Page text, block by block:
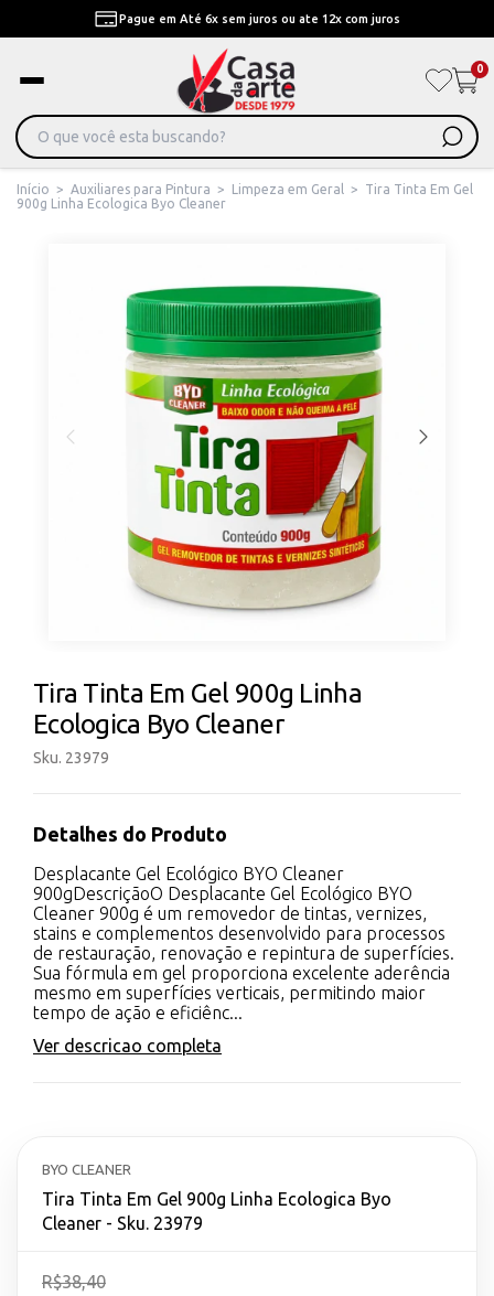
Pague em Até 6x sem juros ou ate 12x com juros
0
Início > Auxiliares para Pintura > Limpeza em Geral >
Tira Tinta Em Gel
900g Linha Ecologica Byo Cleaner
Tira Tinta Em Gel 900g Linha
Ecologica Byo Cleaner
Sku. 23979
Detalhes do Produto
Desplacante Gel Ecológico BYO Cleaner
900gDescriçãoO Desplacante Gel Ecológico BYO
Cleaner 900g é um removedor de tintas, vernizes,
stains e complementos desenvolvido para processos
de restauração, renovação e repintura de superfícies.
Sua fórmula em gel proporciona excelente aderência
mesmo em superfícies verticais, permitindo maior
tempo de ação e eficiênc...
Ver descricao completa
BYO CLEANER
Tira Tinta Em Gel 900g Linha Ecologica Byo
Cleaner - Sku. 23979
R$38,40